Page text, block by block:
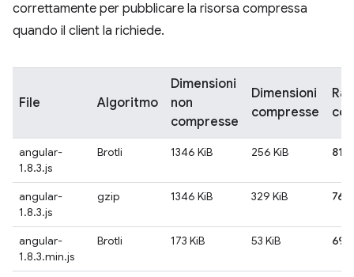
correttamente per pubblicare la risorsa compressa
quando il client la richiede.
File Algoritmo
Dimensioni
non
compresse
Dimensioni
compresse
angular-
1.8.3.js
Brotli 1346 KiB 256 KiB 81%
angular-
1.8.3.js
gzip 1346 KiB 329 KiB 76%
angular-
1.8.3.min.js
Brotli 173 KiB 53 KiB